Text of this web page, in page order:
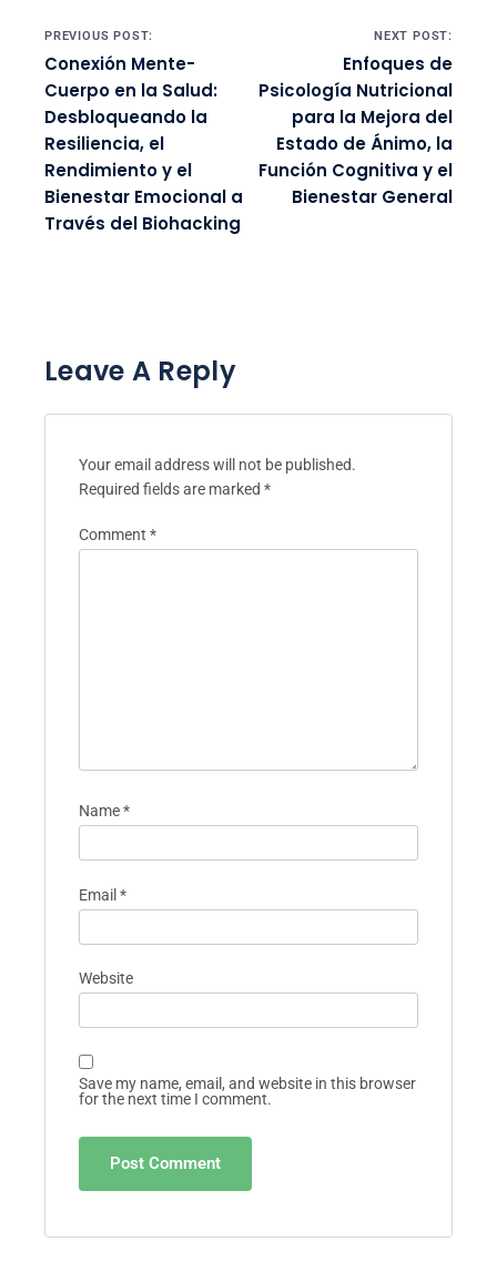
Post navigation
PREVIOUS POST:
Conexión Mente-
Cuerpo en la Salud:
Desbloqueando la
Resiliencia, el
Rendimiento y el
Bienestar Emocional a
Través del Biohacking
NEXT POST:
Enfoques de
Psicología Nutricional
para la Mejora del
Estado de Ánimo, la
Función Cognitiva y el
Bienestar General
Leave A Reply
Your email address will not be published.
Required fields are marked *
Comment *
Name*
Email *
Website
Save my name, email, and website in this browser
for the next time I comment.